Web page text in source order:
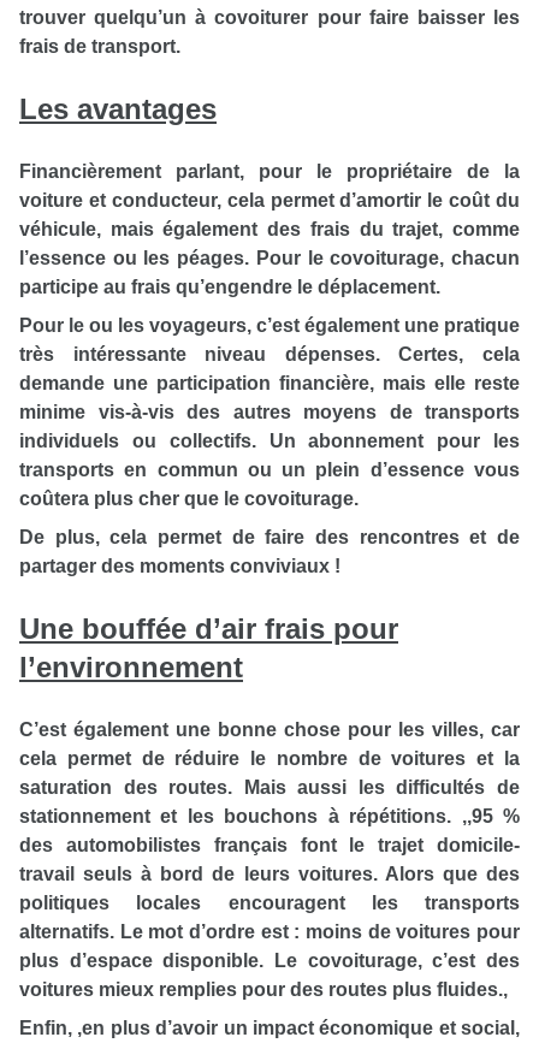
trouver quelqu’un à covoiturer pour faire baisser les
frais de transport.
Les avantages
Financièrement parlant, pour le propriétaire de la
voiture et conducteur, cela permet d’amortir le coût du
véhicule, mais également des frais du trajet, comme
l’essence ou les péages. Pour le covoiturage, chacun
participe au frais qu’engendre le déplacement.
Pour le ou les voyageurs, c’est également une pratique
très intéressante niveau dépenses. Certes, cela
demande une participation financière, mais elle reste
minime vis-à-vis des autres moyens de transports
individuels ou collectifs. Un abonnement pour les
transports en commun ou un plein d’essence vous
coûtera plus cher que le covoiturage.
De plus, cela permet de faire des rencontres et de
partager des moments conviviaux !
Une bouffée d’air frais pour
l’environnement
C’est également une bonne chose pour les villes, car
cela permet de réduire le nombre de voitures et la
saturation des routes. Mais aussi les difficultés de
stationnement et les bouchons à répétitions. ,,95 %
des automobilistes français font le trajet domicile-
travail seuls à bord de leurs voitures. Alors que des
politiques locales encouragent les transports
alternatifs. Le mot d’ordre est : moins de voitures pour
plus d’espace disponible. Le covoiturage, c’est des
voitures mieux remplies pour des routes plus fluides.,
Enfin, ,en plus d’avoir un impact économique et social,